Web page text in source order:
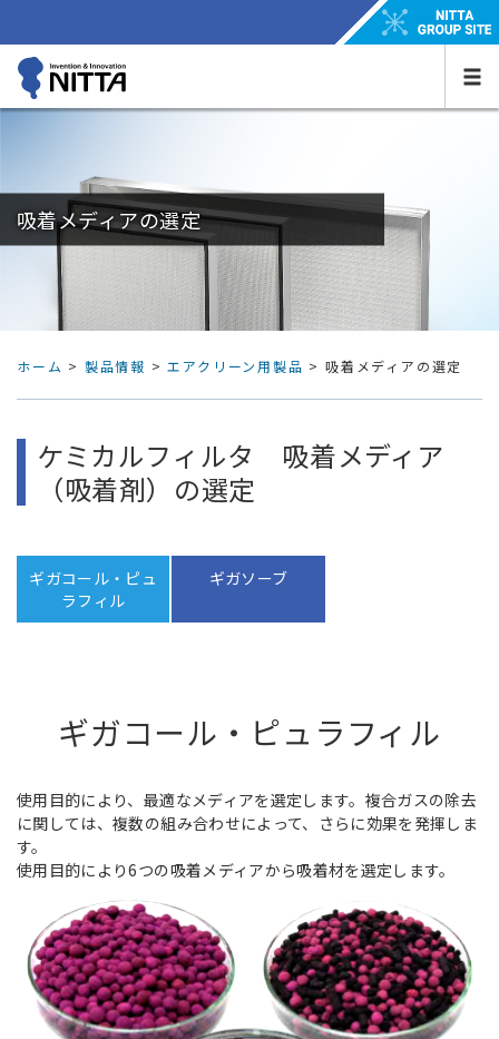
吸着メディアの選定
ホーム > 製品情報 >エアクリーン用製品 >吸着メディアの選定
ケミカルフィルタ 吸着メディア
（吸着剤）の選定
ギガコール・ピュ
ラフィル
ギガソーブ
ギガコール・ピュラフィル
使用目的により、最適なメディアを選定します。複合ガスの除去
に関しては、複数の組み合わせによって、さらに効果を発揮しま
す。
使用目的により6つの吸着メディアから吸着材を選定します。